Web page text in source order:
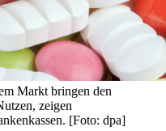
Markt bringen den
zeigen
[Foto: dpa]